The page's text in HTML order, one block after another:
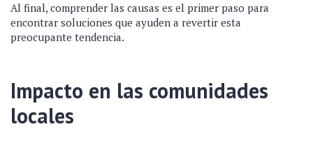
Al final, comprender las causas es el primer paso para
encontrar soluciones que ayuden a revertir esta
preocupante tendencia.
Impacto en las comunidades
locales